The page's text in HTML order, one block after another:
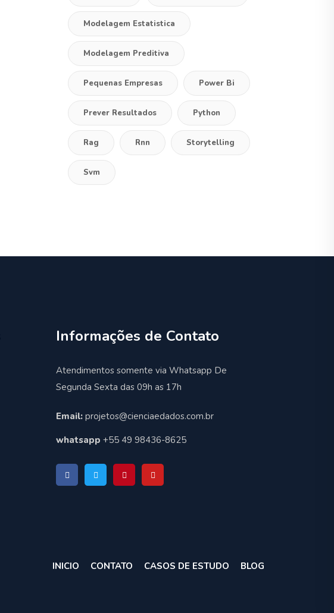
Modelagem Estatistica
Modelagem Preditiva
Pequenas Empresas Power Bi
Prever Resultados Python
Rag Rnn Storytelling
Svm
Informações de Contato
Atendimentos somente via Whatsapp De
Segunda Sexta das 09h as 17h
Email: projetos@cienciaedados.com.br
whatsapp +55 49 98436-8625
INICIO CONTATO CASOS DE ESTUDO BLOG